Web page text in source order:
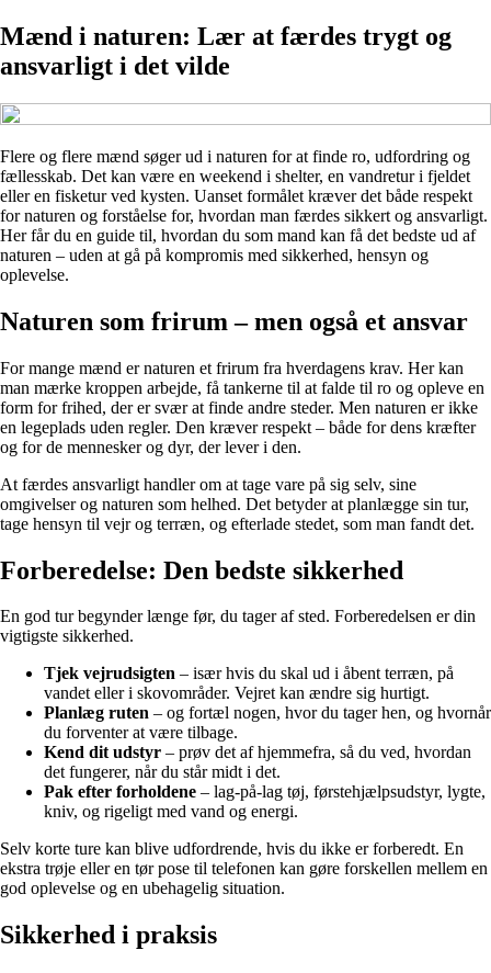
Mænd i naturen: Lær at færdes trygt og
ansvarligt i det vilde
Flere og flere mænd søger ud i naturen for at finde ro, udfordring og
fællesskab. Det kan være en weekend i shelter, en vandretur i fjeldet
eller en fisketur ved kysten. Uanset formålet kræver det både respekt
for naturen og forståelse for, hvordan man færdes sikkert og ansvarligt.
Her får du en guide til, hvordan du som mand kan få det bedste ud af
naturen – uden at gå på kompromis med sikkerhed, hensyn og
oplevelse.
Naturen som frirum – men også et ansvar
For mange mænd er naturen et frirum fra hverdagens krav. Her kan
man mærke kroppen arbejde, få tankerne til at falde til ro og opleve en
form for frihed, der er svær at finde andre steder. Men naturen er ikke
en legeplads uden regler. Den kræver respekt – både for dens kræfter
og for de mennesker og dyr, der lever i den.
At færdes ansvarligt handler om at tage vare på sig selv, sine
omgivelser og naturen som helhed. Det betyder at planlægge sin tur,
tage hensyn til vejr og terræn, og efterlade stedet, som man fandt det.
Forberedelse: Den bedste sikkerhed
En god tur begynder længe før, du tager af sted. Forberedelsen er din
vigtigste sikkerhed.
Tjek vejrudsigten – især hvis du skal ud i åbent terræn, på
vandet eller i skovområder. Vejret kan ændre sig hurtigt.
Planlæg ruten – og fortæl nogen, hvor du tager hen, og hvornår
du forventer at være tilbage.
Kend dit udstyr – prøv det af hjemmefra, så du ved, hvordan
det fungerer, når du står midt i det.
Pak efter forholdene – lag-på-lag tøj, førstehjælpsudstyr, lygte,
kniv, og rigeligt med vand og energi.
Selv korte ture kan blive udfordrende, hvis du ikke er forberedt. En
ekstra trøje eller en tør pose til telefonen kan gøre forskellen mellem en
god oplevelse og en ubehagelig situation.
Sikkerhed i praksis